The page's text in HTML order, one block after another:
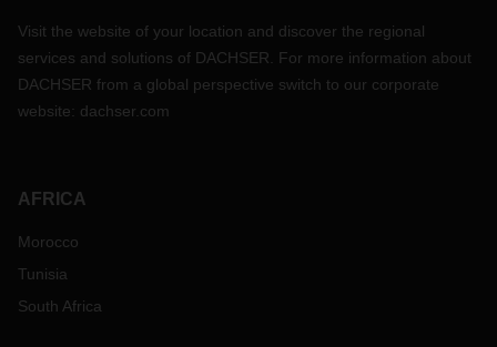
Visit the website of your location and discover the regional
services and solutions of DACHSER. For more information about
DACHSER from a global perspective switch to our corporate
website: dachser.com
AFRICA
Morocco
Tunisia
South Africa